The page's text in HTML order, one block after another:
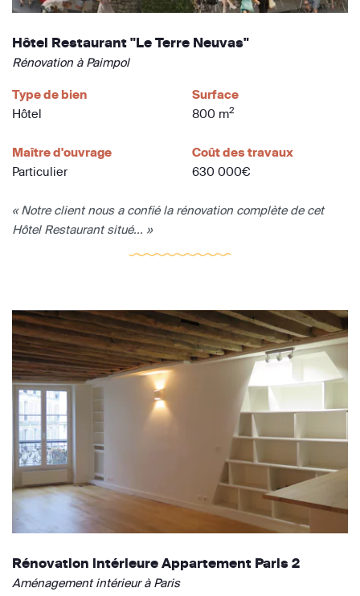
Hôtel Restaurant "Le Terre Neuvas"
Rénovation à Paimpol
Type de bien
Hôtel
Surface
800 m2
Maître d'ouvrage
Particulier
Coût des travaux
630 000€
« Notre client nous a confié la rénovation complète de cet
Hôtel Restaurant situé... »
Rénovation intérieure Appartement Paris 2
Aménagement intérieur à Paris